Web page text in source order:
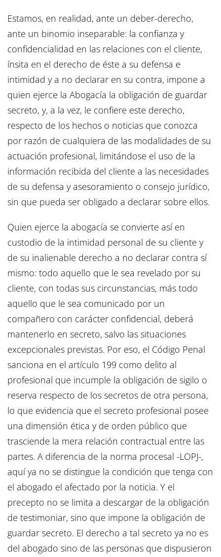
Estamos, en realidad, ante un deber-derecho,
ante un binomio inseparable: la confianza y
confidencialidad en las relaciones con el cliente,
ínsita en el derecho de éste a su defensa e
intimidad y a no declarar en su contra, impone a
quien ejerce la Abogacía la obligación de guardar
secreto, y, a la vez, le confiere este derecho,
respecto de los hechos o noticias que conozca
por razón de cualquiera de las modalidades de su
actuación profesional, limitándose el uso de la
información recibida del cliente a las necesidades
de su defensa y asesoramiento o consejo jurídico,
sin que pueda ser obligado a declarar sobre ellos.
Quien ejerce la abogacía se convierte así en
custodio de la intimidad personal de su cliente y
de su inalienable derecho a no declarar contra sí
mismo: todo aquello que le sea revelado por su
cliente, con todas sus circunstancias, más todo
aquello que le sea comunicado por un
compañero con carácter confidencial, deberá
mantenerlo en secreto, salvo las situaciones
excepcionales previstas. Por eso, el Código Penal
sanciona en el artículo 199 como delito al
profesional que incumple la obligación de sigilo o
reserva respecto de los secretos de otra persona,
lo que evidencia que el secreto profesional posee
una dimensión ética y de orden público que
trasciende la mera relación contractual entre las
partes. A diferencia de la norma procesal -LOPJ-,
aquí ya no se distingue la condición que tenga con
el abogado el afectado por la noticia. Y el
precepto no se limita a descargar de la obligación
de testimoniar, sino que impone la obligación de
guardar secreto. El derecho a tal secreto ya no es
del abogado sino de las personas que dispusieron